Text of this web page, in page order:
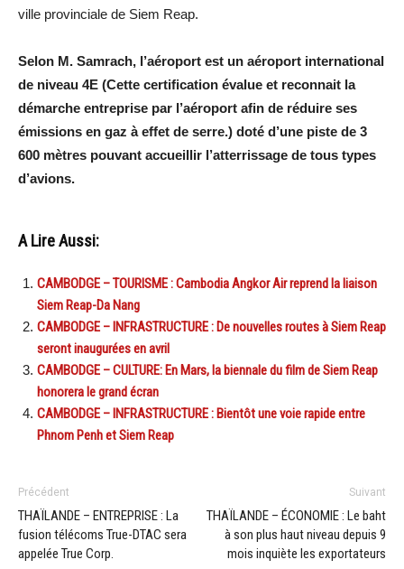
ville provinciale de Siem Reap.
Selon M. Samrach, l’aéroport est un aéroport international
de niveau 4E (Cette certification évalue et reconnait la
démarche entreprise par l’aéroport afin de réduire ses
émissions en gaz à effet de serre.) doté d’une piste de 3
600 mètres pouvant accueillir l’atterrissage de tous types
d’avions.
A Lire Aussi:
CAMBODGE – TOURISME : Cambodia Angkor Air reprend la liaison
Siem Reap-Da Nang
CAMBODGE – INFRASTRUCTURE : De nouvelles routes à Siem Reap
seront inaugurées en avril
CAMBODGE – CULTURE: En Mars, la biennale du film de Siem Reap
honorera le grand écran
CAMBODGE – INFRASTRUCTURE : Bientôt une voie rapide entre
Phnom Penh et Siem Reap
Précédent
THAÏLANDE – ENTREPRISE : La
fusion télécoms True-DTAC sera
appelée True Corp.
Suivant
THAÏLANDE – ÉCONOMIE : Le baht
à son plus haut niveau depuis 9
mois inquiète les exportateurs